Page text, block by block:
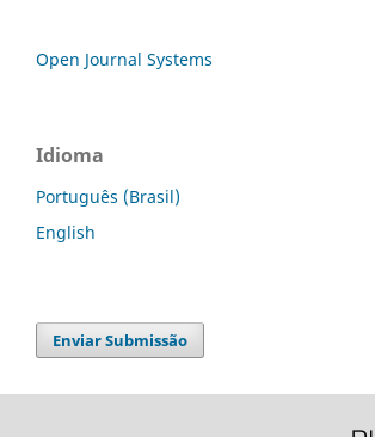
Open Journal Systems
Idioma
Português (Brasil)
English
Enviar Submissão